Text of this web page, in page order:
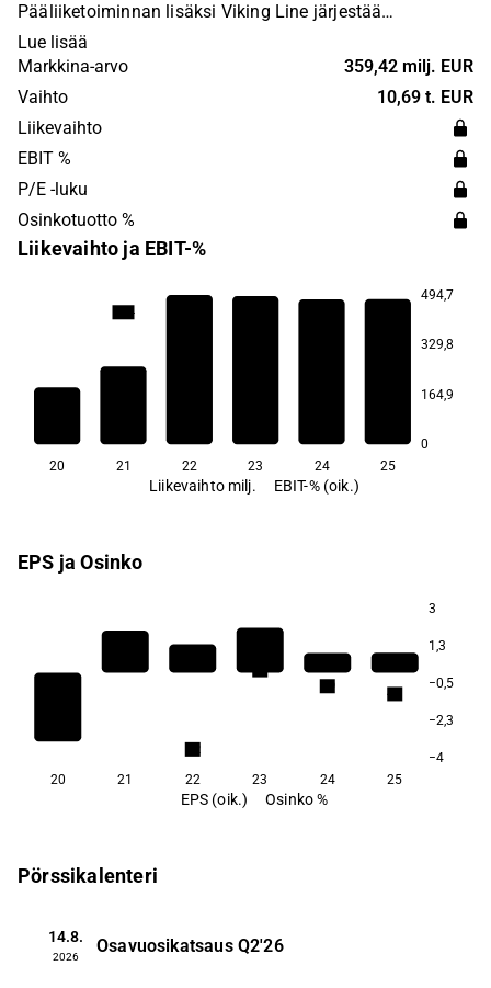
Pääliiketoiminnan lisäksi Viking Line järjestää
tapahtumia ryhmä- ja urheilumatkoihin liittyen sekä
kokemuspaketteja maalla. Yhtiö perustettiin alun perin
vuonna 1959, ja sen pääkonttori sijaitsee
Maarianhaminassa, Ahvenanmaalla.
Lue lisää
Markkina-arvo
359,42 milj. EUR
Vaihto
10,69 t. EUR
Liikevaihto
EBIT %
P/E -luku
Osinkotuotto %
Liikevaihto ja EBIT-%
494,7
329,8
164,9
0
12,4
20 21 22 23 24 25
Liikevaihto milj. EBIT-% (oik.)
EPS ja Osinko
3
1,3
−0,5
−2,3
−4
3,2
5,3
4,9
4,7
20 21 22 23 24 25
EPS (oik.) Osinko %
Pörssikalenteri
14.8.
2026
Osavuosikatsaus Q2'26